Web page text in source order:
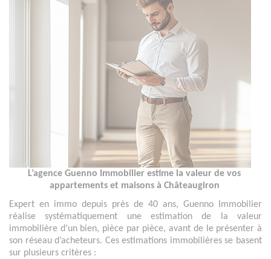
L’agence Guenno Immobilier estime la valeur de vos
appartements et maisons à Châteaugiron
Expert en immo depuis près de 40 ans, Guenno Immobilier
réalise systématiquement une estimation de la valeur
immobilière d’un bien, pièce par pièce, avant de le présenter à
son réseau d’acheteurs. Ces estimations immobilières se basent
sur plusieurs critères :